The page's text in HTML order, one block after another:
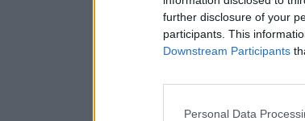
further disclosure of your
participants. This
Downstream Participants
Personal Data
Top